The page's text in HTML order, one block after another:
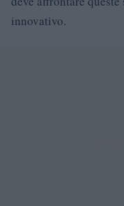
innovativo.